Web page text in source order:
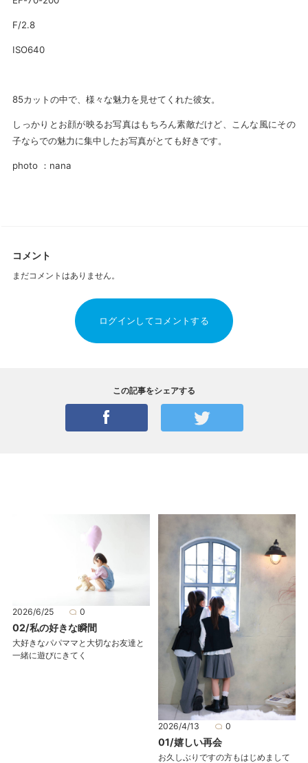
F/2.8
ISO640
85カットの中で、様々な魅力を見せてくれた彼女。
しっかりとお顔が映るお写真はもちろん素敵だけど、こんな風にその
子ならでの魅力に集中したお写真がとても好きです。
photo ：nana
コメント
まだコメントはありません。
ログインしてコメントする
この記事をシェアする
2026/6/25 0
02/私の好きな瞬間
大好きなパパママと大切なお友達と
一緒に遊びにきてく
2026/4/13 0
01/嬉しい再会
お久しぶりですの方もはじめまして